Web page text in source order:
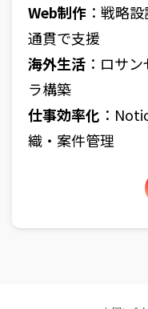
Web制作 ：戦略
通貫で支援
海外生活 ：ロサ
ラ構築
仕事効率化 ：
織・案件管理